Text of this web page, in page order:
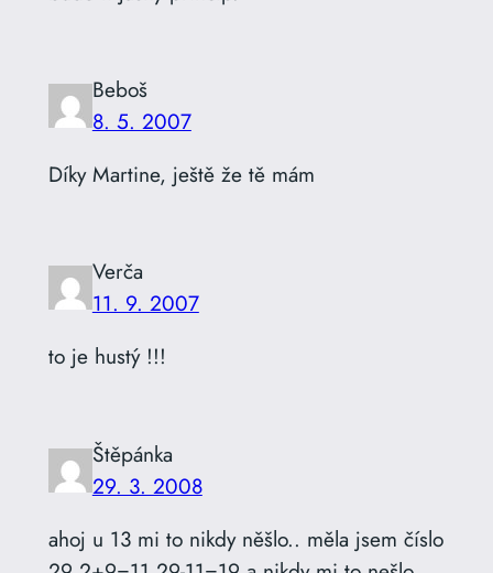
Beboš
8. 5. 2007
Díky Martine, ještě že tě mám
Verča
11. 9. 2007
to je hustý !!!
Štěpánka
29. 3. 2008
ahoj u 13 mi to nikdy něšlo.. měla jsem číslo